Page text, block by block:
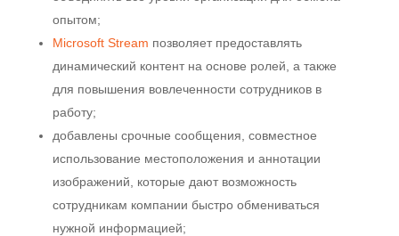
опытом;
Microsoft Stream позволяет предоставлять
динамический контент на основе ролей, а также
для повышения вовлеченности сотрудников в
работу;
добавлены срочные сообщения, совместное
использование местоположения и аннотации
изображений, которые дают возможность
сотрудникам компании быстро обмениваться
нужной информацией;